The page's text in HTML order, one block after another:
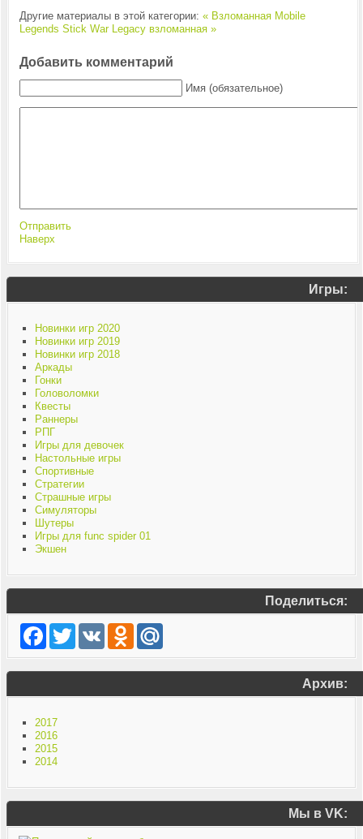
Другие материалы в этой категории: « Взломанная Mobile
Legends Stick War Legacy взломанная »
Добавить комментарий
Имя (обязательное)
Отправить
Наверх
Игры:
Новинки игр 2020
Новинки игр 2019
Новинки игр 2018
Аркады
Гонки
Головоломки
Квесты
Раннеры
РПГ
Игры для девочек
Настольные игры
Спортивные
Стратегии
Страшные игры
Симуляторы
Шутеры
Игры для func spider 01
Экшен
Поделиться:
Facebook
TwitterVK Odnoklassniki
Mail.Ru
Архив:
2017
2016
2015
2014
Мы в VK: